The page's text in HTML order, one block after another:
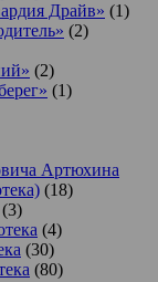
Драйв» (1)
(2)
(2)
(1)
Артюхина
(18)
(3)
(4)
(30)
(80)